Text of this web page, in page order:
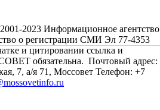
2023 Информационное агентство
о регистрации СМИ Эл 77-4353
и цитировании ссылка и
обязательна. Почтовый адрес:
7, а/я 71, Моссовет Телефон: +7